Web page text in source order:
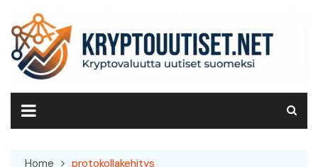
content
Home protokollakehitys